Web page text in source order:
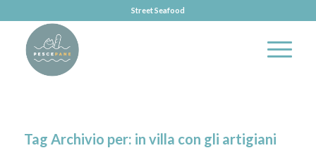
Street Seafood
Tag Archivio per: in villa con gli artigiani